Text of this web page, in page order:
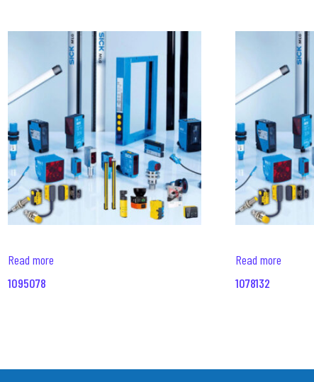
Read more
1095078
Read more
1078132